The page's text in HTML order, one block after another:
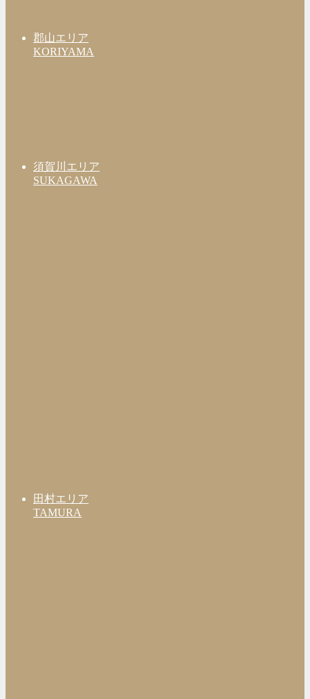
郡山エリア
KORIYAMA
須賀川エリア
SUKAGAWA
田村エリア
TAMURA